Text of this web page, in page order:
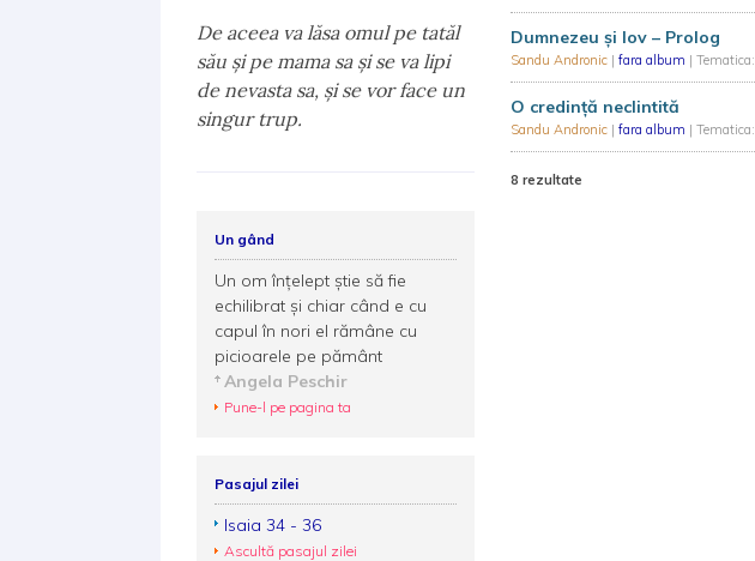
Dumnezeu și Iov – Prolog
Sandu Andronic | fara album | Tematica:
O credință neclintită
Sandu Andronic | fara album | Tematica:
8 rezultate
De aceea va lăsa omul pe tatăl
său şi pe mama sa şi se va lipi
de nevasta sa, şi se vor face un
singur trup.
Un gând
Un om înţelept ştie să fie
echilibrat şi chiar când e cu
capul în nori el rămâne cu
picioarele pe pământ
Angela Peschir
Pune-l pe pagina ta
Pasajul zilei
Isaia 34 - 36
Ascultă pasajul zilei